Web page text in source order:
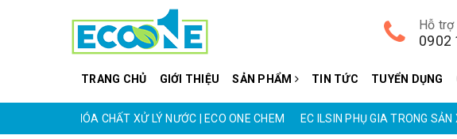
Hỗ
0902
TRANG CHỦ GIỚI THIỆU SẢN PHẨM TIN TỨC TUYỂN DỤNG
HÓA CHẤT XỬ LÝ NƯỚC | ECO ONE CHEM EC ILSIN PHỤ GIA TRONG SẢN